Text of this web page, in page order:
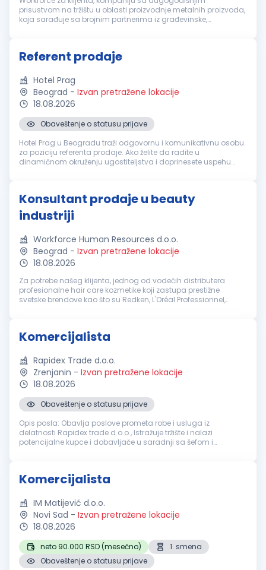
prisustvom na tržištu u oblasti proizvodnje metalnih proizvoda,
koja sarađuje sa brojnim partnerima iz građevinske,
Referent prodaje
Hotel Prag
Beograd - Izvan pretražene lokacije
18.08.2026
Obaveštenje o statusu prijave
Hotel Prag u Beogradu traži odgovornu i komunikativnu osobu
za poziciju referenta prodaje. Ako želite da radite u
dinamičnom okruženju ugostiteljstva i doprinesete uspehu
Konsultant prodaje u beauty
industriji
Workforce Human Resources d.o.o.
Beograd - Izvan pretražene lokacije
18.08.2026
Za potrebe našeg klijenta, jednog od vodećih distributera
profesionalne hair care kozmetike koji zastupa prestižne
svetske brendove kao što su Redken, L'Oréal Professionnel,
Komercijalista
Rapidex Trade d.o.o.
Zrenjanin - Izvan pretražene lokacije
18.08.2026
Obaveštenje o statusu prijave
Opis posla: Obavlja poslove prometa robe i usluga iz
delatnosti Rapidex trade d.o.o., Istražuje tržište i nalazi
potencijalne kupce i dobavljače u saradnji sa šefom i
Komercijalista
IM Matijević d.o.o.
Novi Sad - Izvan pretražene lokacije
18.08.2026
neto 90.000 RSD (mesečno)
1. smena
Obaveštenje o statusu prijave